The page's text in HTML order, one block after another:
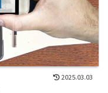
2025.03.03